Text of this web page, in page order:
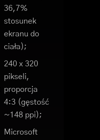
36,7%
stosunek
ekranu do
ciała);
240 x 320
pikseli,
proporcja
4:3 (gęstość
~148 ppi);
Microsoft